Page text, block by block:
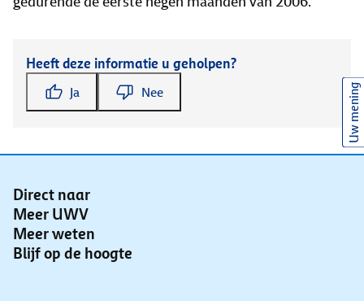
Heeft deze informatie u geholpen?
Ja Nee
Direct naar
Meer UWV
Meer weten
Blijf op de hoogte
Uw mening